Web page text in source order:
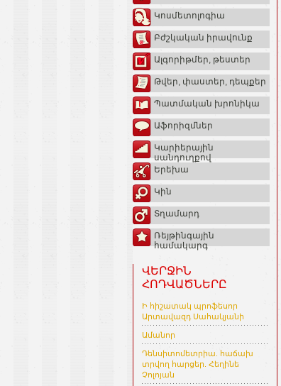
Կոսմետոլոգիա
Բժշկական իրավունք
Ալգորիթմեր, թեստեր
Թվեր, փաստեր, դեպքեր
Պատմական խրոնիկա
Աֆորիզմներ
Կարիերային
սանդուղքով
Երեխա
Կին
Տղամարդ
Ռեյթինգային
համակարգ
ՎԵՐՋԻՆ
ՀՈԴՎԱԾՆԵՐԸ
Ի հիշատակ պրոֆեսոր
Արտավազդ Սահակյանի
Ամանոր
Դենսիտոմետրիա. հաճախ
տրվող հարցեր. Հեղինե
Չոլոյան